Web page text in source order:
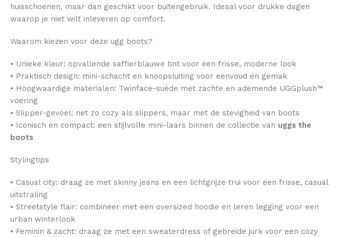
huisschoenen, maar dan geschikt voor buitengebruik. Ideaal voor drukke dagen
waarop je niet wilt inleveren op comfort.
Waarom kiezen voor deze ugg boots?
• Unieke kleur: opvallende saffierblauwe tint voor een frisse, moderne look
• Praktisch design: mini-schacht en knoopsluiting voor eenvoud en gemak
• Hoogwaardige materialen: Twinface-suède met zachte en ademende UGGplush™
voering
• Slipper-gevoel: net zo cozy als slippers, maar met de stevigheid van boots
• Iconisch en compact: een stijlvolle mini-laars binnen de collectie van uggs the
boots
Stylingtips
• Casual city: draag ze met skinny jeans en een lichtgrijze trui voor een frisse, casual
uitstraling
• Streetstyle flair: combineer met een oversized hoodie en leren legging voor een
urban winterlook
• Feminin & zacht: draag ze met een sweaterdress of gebreide jurk voor een cozy